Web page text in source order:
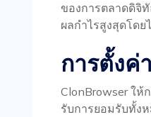
ของการตลาดดิจิ
ผลกำไรสูงสุดโด
การตั้งค่
ClonBrowser ใ
รับการยอมรับทั้ง